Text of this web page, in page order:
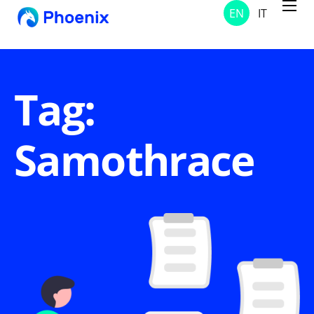
Services
About Us
Contacts
News and Notices
EN IT
Tag:
Samothrace